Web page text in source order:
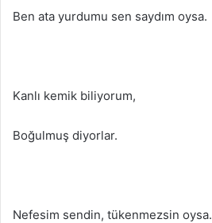
Ben ata yurdumu sen saydım oysa.
Kanlı kemik biliyorum,
Boğulmuş diyorlar.
Nefesim sendin, tükenmezsin oysa.